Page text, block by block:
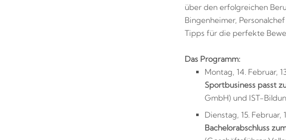
über den erfolgreichen
Bingenheimer,
Tipps für die perfekte
Das Programm:
Montag, 14. Februar,
Sportbusiness passt
GmbH) und IST-
Dienstag, 15. Februar,
Bachelorabschluss